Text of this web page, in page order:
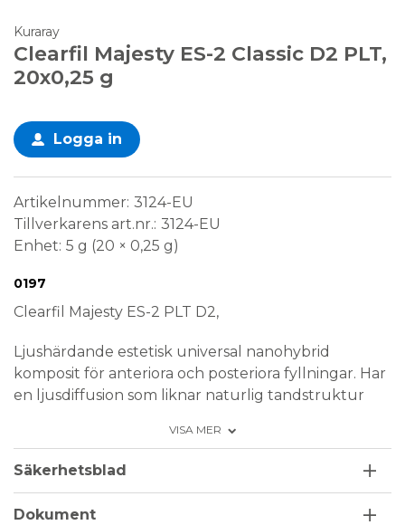
Kuraray
Clearfil Majesty ES-2 Classic D2 PLT,
20x0,25 g
Logga in
Artikelnummer 3124-EU
Tillverkarens art.nr. 3124-EU
Enhet 5 g (20 × 0,25 g)
Medical Device
0197
Clearfil Majesty ES-2 PLT D2,
Ljushärdande estetisk universal nanohybrid
komposit för anteriora och posteriora fyllningar. Har
en ljusdiffusion som liknar naturlig tandstruktur
polera. Lång arbetstid. För enstegsteknik men kan
kombineras med emalj och dentin färger för
flerstegsteknik. VITA- färger godkända enligt VITA-
VISA MER
Säkerhetsblad
Dokument